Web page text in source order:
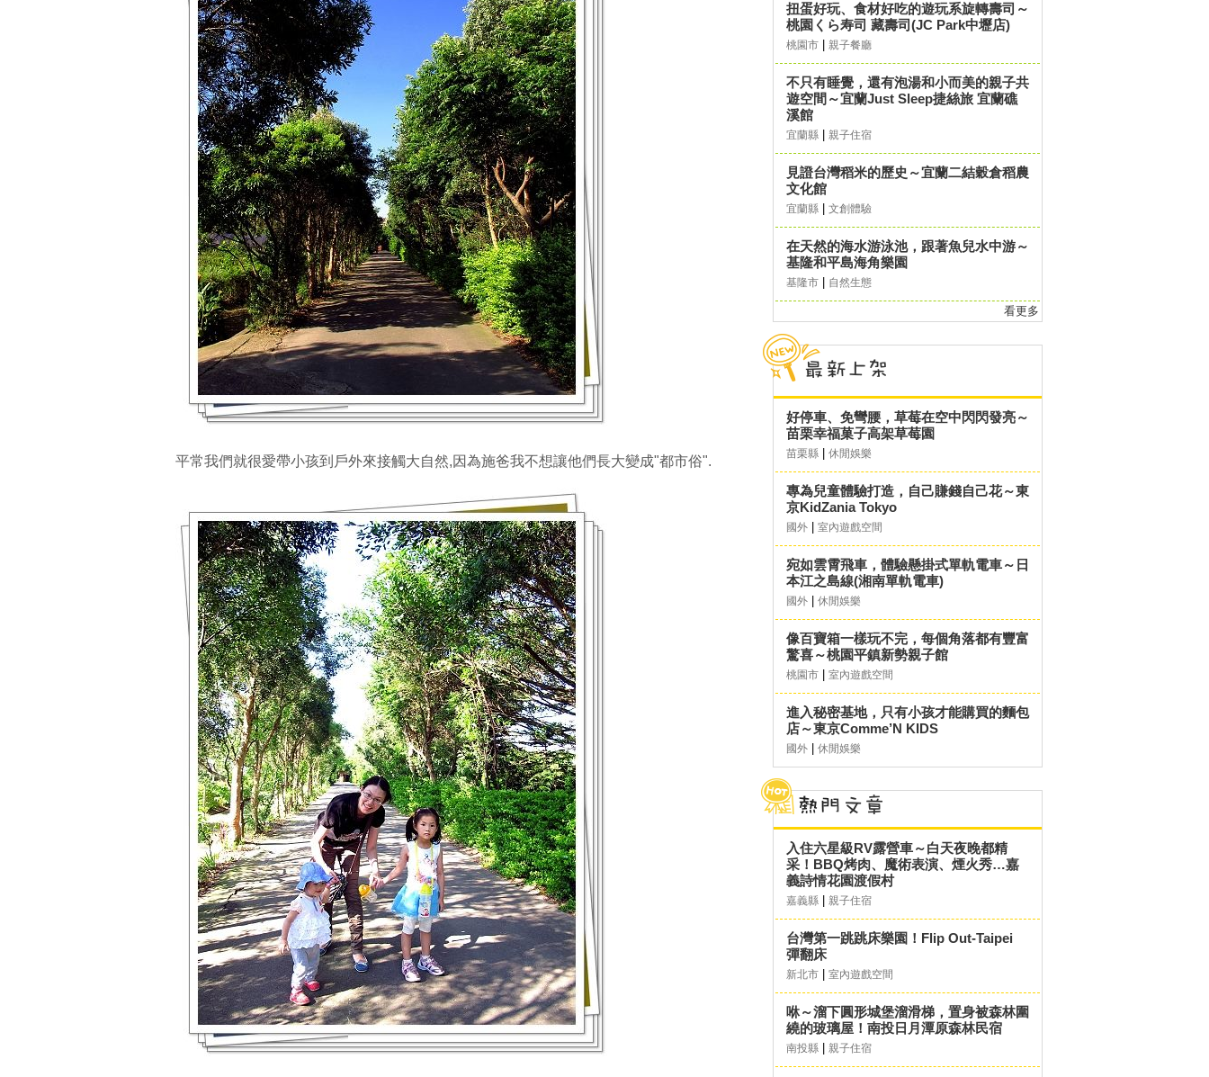
平常我們就很愛帶小孩到戶外來接觸大自然,因為施爸我不想讓他們長大變成"都市俗".
扭蛋好玩、食材好吃的遊玩系旋轉壽司～
桃園くら寿司 藏壽司(JC Park中壢店)
桃園市 親子餐廳
不只有睡覺，還有泡湯和小而美的親子共
遊空間～宜蘭Just Sleep捷絲旅 宜蘭礁
溪館
宜蘭縣 親子住宿
見證台灣稻米的歷史～宜蘭二結穀倉稻農
文化館
宜蘭縣 文創體驗
在天然的海水游泳池，跟著魚兒水中游～
基隆和平島海角樂園
基隆市 自然生態
看更多
好停車、免彎腰，草莓在空中閃閃發亮～
苗栗幸福菓子高架草莓園
苗栗縣 休閒娛樂
專為兒童體驗打造，自己賺錢自己花～東
京KidZania Tokyo
國外 室內遊戲空間
宛如雲霄飛車，體驗懸掛式單軌電車～日
本江之島線(湘南單軌電車)
國外 休閒娛樂
像百寶箱一樣玩不完，每個角落都有豐富
驚喜～桃園平鎮新勢親子館
桃園市 室內遊戲空間
進入秘密基地，只有小孩才能購買的麵包
店～東京Comme’N KIDS
國外 休閒娛樂
入住六星級RV露營車～白天夜晚都精
采！BBQ烤肉、魔術表演、煙火秀…嘉
義詩情花園渡假村
嘉義縣 親子住宿
台灣第一跳跳床樂園！Flip Out-Taipei
彈翻床
新北市 室內遊戲空間
咻～溜下圓形城堡溜滑梯，置身被森林圍
繞的玻璃屋！南投日月潭原森林民宿
南投縣 親子住宿